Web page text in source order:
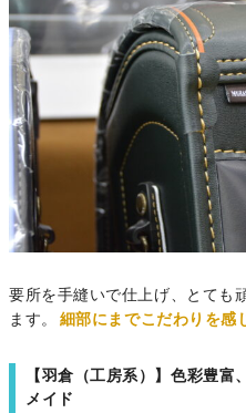
要所を手縫いで仕上げ、とても
ます。
細部にまでこだわりを感
【羽倉（工房系）】色彩豊富
メイド